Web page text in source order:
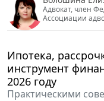
15 мая 2026IT
Докичева
Риски выросли,
реформа